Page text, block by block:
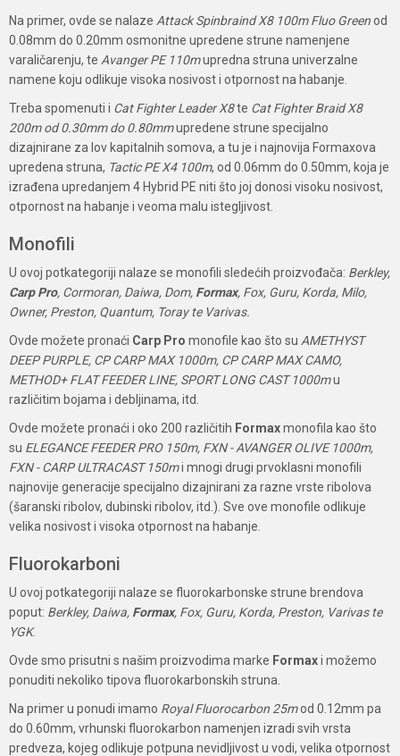
Na primer, ovde se nalaze Attack Spinbraind X8 100m Fluo Greenod
0.08mm do 0.20mm osmonitne upredene strune namenjene
varaličarenju, te Avanger PE 110mupredna struna univerzalne
namene koju odlikuje visoka nosivost i otpornost na habanje.
Treba spomenuti i Cat Fighter Leader X8te Cat Fighter Braid X8
200m od 0.30mm do 0.80mmupredene strune specijalno
dizajnirane za lov kapitalnih somova, a tu je i najnovija Formaxova
upredena struna, Tactic PE X4 100m, od 0.06mm do 0.50mm, koja je
izrađena upredanjem 4 Hybrid PE niti što joj donosi visoku nosivost,
otpornost na habanje i veoma malu istegljivost.
Monofili
U ovoj potkategoriji nalaze se monofili sledećih proizvođača: Berkley,
Carp Pro, Cormoran, Daiwa, Dom, Formax, Fox, Guru, Korda, Milo,
Owner, Preston, Quantum, Toray te Varivas.
Ovde možete pronaći Carp Pro monofile kao što su AMETHYST
DEEP PURPLE, CP CARP MAX 1000m, CP CARP MAX CAMO,
METHOD+ FLAT FEEDER LINE, SPORT LONG CAST 1000mu
različitim bojama i debljinama, itd.
Ovde možete pronaći i oko 200 različitih Formaxmonofila kao što
su ELEGANCE FEEDER PRO 150m, FXN - AVANGER OLIVE 1000m,
FXN - CARP ULTRACAST 150mi mnogi drugi prvoklasni monofili
najnovije generacije specijalno dizajnirani za razne vrste ribolova
(šaranski ribolov, dubinski ribolov, itd.). Sve ove monofile odlikuje
velika nosivost i visoka otpornost na habanje.
Fluorokarboni
U ovoj potkategoriji nalaze se fluorokarbonske strune brendova
poput: Berkley, Daiwa, Formax, Fox, Guru, Korda, Preston, Varivas te
YGK.
Ovde smo prisutni s našim proizvodima marke Formaxi možemo
ponuditi nekoliko tipova fluorokarbonskih struna.
Na primer u ponudi imamo Royal Fluorocarbon 25mod 0.12mm pa
do 0.60mm, vrhunski fluorokarbon namenjen izradi svih vrsta
predveza, kojeg odlikuje potpuna nevidljivost u vodi, velika otpornost